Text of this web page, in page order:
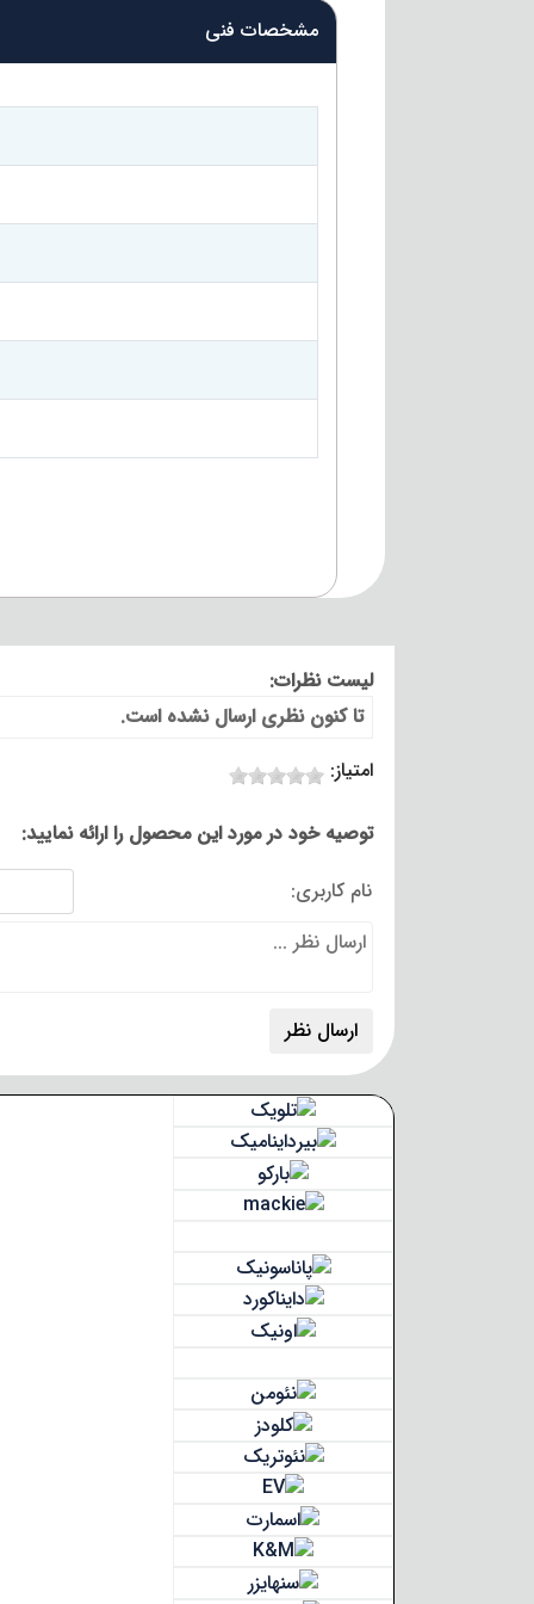
مشخصات فنی
لیست نظرات:
تا کنون نظری ارسال نشده است.
امتیاز:
توصیه خود در مورد این محصول را ارائه نمایید:
نام کاربری: